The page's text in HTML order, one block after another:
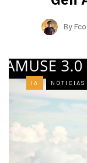
By
IA NOTICIAS